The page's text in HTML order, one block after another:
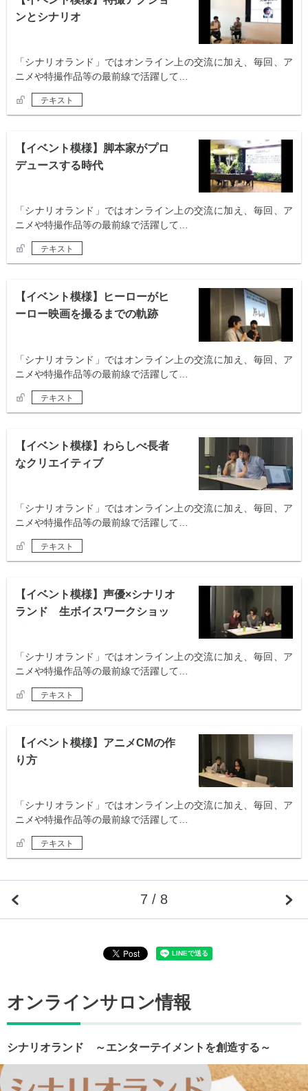
ンとシナリオ
「シナリオランド」ではオンライン上の交流に加え、毎回、ア
ニメや特撮作品等の最前線で活躍して…
テキスト
【イベント模様】脚本家がプロ
デュースする時代
「シナリオランド」ではオンライン上の交流に加え、毎回、ア
ニメや特撮作品等の最前線で活躍して…
テキスト
【イベント模様】ヒーローがヒ
ーロー映画を撮るまでの軌跡
「シナリオランド」ではオンライン上の交流に加え、毎回、ア
ニメや特撮作品等の最前線で活躍して…
テキスト
【イベント模様】わらしべ長者
なクリエイティブ
「シナリオランド」ではオンライン上の交流に加え、毎回、ア
ニメや特撮作品等の最前線で活躍して…
テキスト
【イベント模様】声優×シナリオ
ランド 生ボイスワークショッ
「シナリオランド」ではオンライン上の交流に加え、毎回、ア
ニメや特撮作品等の最前線で活躍して…
テキスト
【イベント模様】アニメCMの作
り方
「シナリオランド」ではオンライン上の交流に加え、毎回、ア
ニメや特撮作品等の最前線で活躍して…
テキスト
7 / 8
オンラインサロン情報
シナリオランド ～エンターテイメントを創造する～